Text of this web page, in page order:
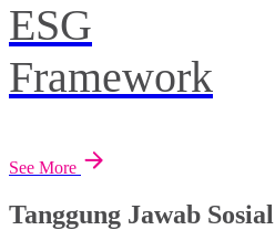
ESG
Framework
See More
Tanggung Jawab Sosial